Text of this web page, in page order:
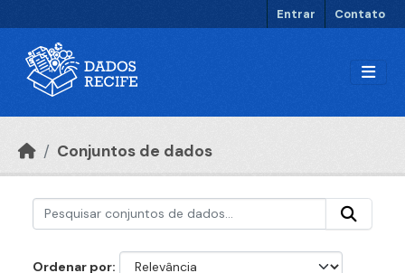
Entrar Contato
Conjuntos de dados
Ordenar por